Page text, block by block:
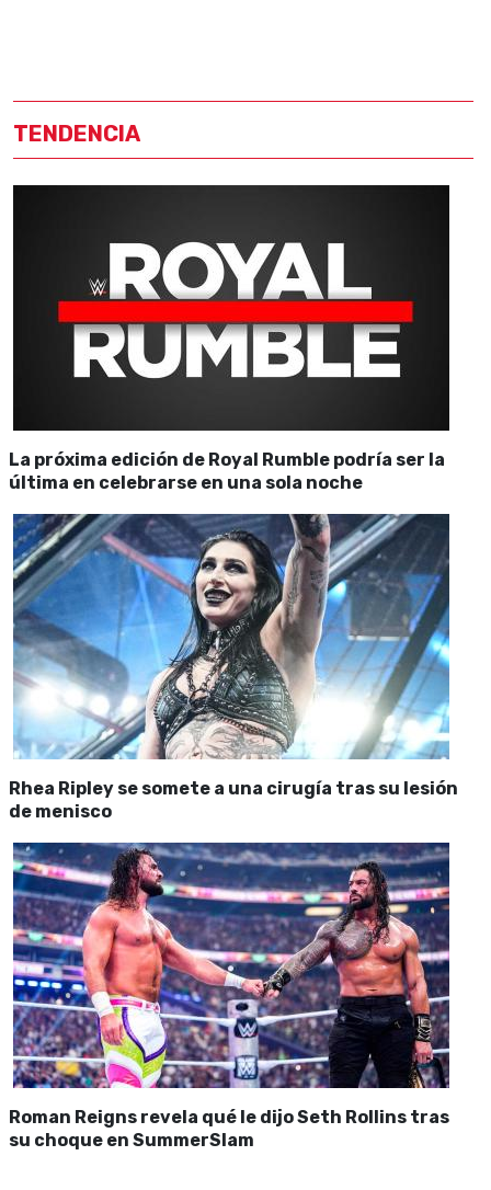
TENDENCIA
La próxima edición de Royal Rumble podría ser la
última en celebrarse en una sola noche
Rhea Ripley se somete a una cirugía tras su lesión
de menisco
Roman Reigns revela qué le dijo Seth Rollins tras
su choque en SummerSlam